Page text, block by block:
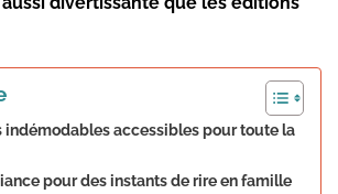
indémodables accessibles pour toute la
pour des instants de rire en famille